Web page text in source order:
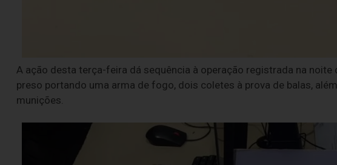
A ação desta terça-feira dá sequência à operação registrada na
preso portando uma arma de fogo, dois coletes à prova de balas,
munições.